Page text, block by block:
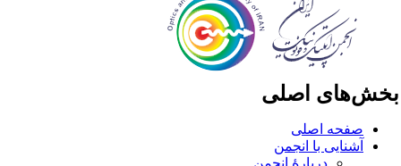
اصلی
صفحه اصلی
آشنایی با انجمن
دربارۀ انجمن